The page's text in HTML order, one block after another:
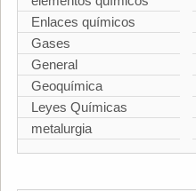
Enlaces químicos
Gases
General
Geoquímica
Leyes Químicas
metalurgia